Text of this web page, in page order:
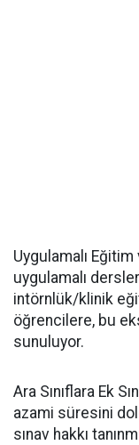
​Uygulamalı
uygulamalı
intörnlük/klinik
öğrencilere, bu
sunuluyor.
​Ara Sınıflara Ek
azami süresini
sınav hakkı